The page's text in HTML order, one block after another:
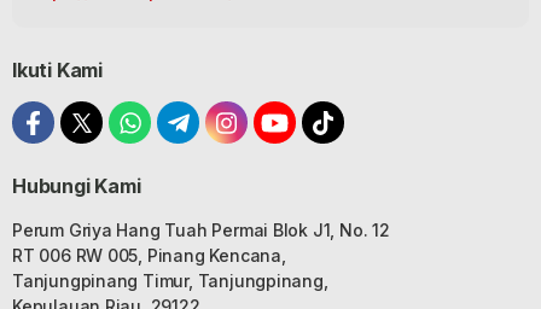
Ikuti Kami
Hubungi Kami
Perum Griya Hang Tuah Permai Blok J1, No. 12
RT 006 RW 005, Pinang Kencana,
Tanjungpinang Timur, Tanjungpinang,